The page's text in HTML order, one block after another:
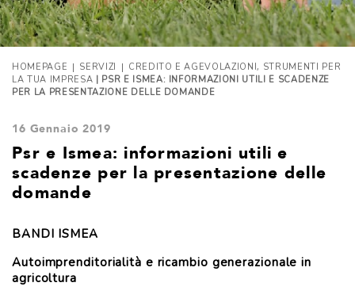
HOMEPAGE | SERVIZI | CREDITO E AGEVOLAZIONI, STRUMENTI PER
LA TUA IMPRESA
| PSR E ISMEA: INFORMAZIONI UTILI E SCADENZE
PER LA PRESENTAZIONE DELLE DOMANDE
16 Gennaio 2019
Psr e Ismea: informazioni utili e
scadenze per la presentazione delle
domande
BANDI ISMEA
Autoimprenditorialità e ricambio generazionale in
agricoltura